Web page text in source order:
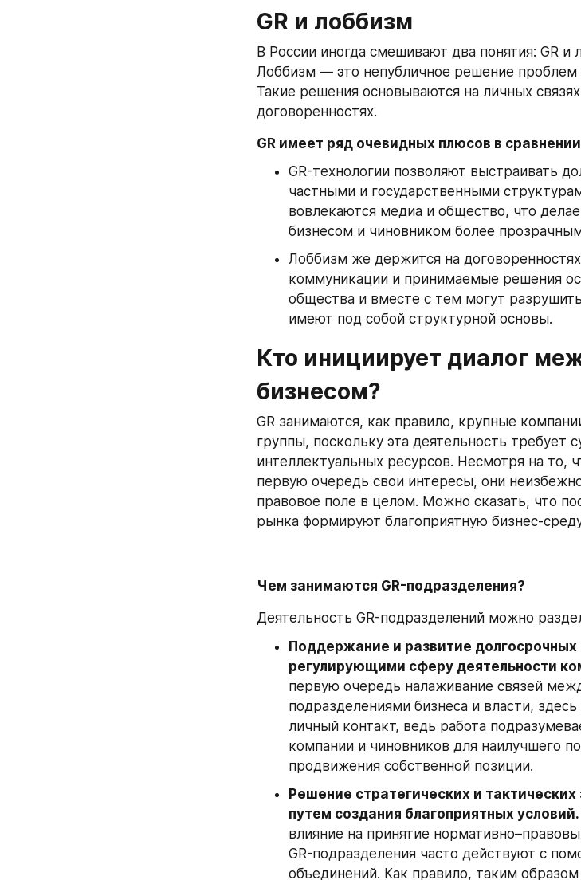
GR и лоббизм
В России иногда смешивают два понятия: GR и
Лоббизм — это непубличное решение проблем
Такие решения основываются на личных
договоренностях.
GR имеет ряд очевидных плюсов в
GR-технологии позволяют выстраивать
частными и государственными
вовлекаются медиа и общество, что
бизнесом и чиновником более
Лоббизм же держится на
коммуникации и принимаемые решения
общества и вместе с тем могут
имеют под собой структурной основы.
Кто инициирует диалог
бизнесом?
GR занимаются, как правило, крупные
группы, поскольку эта деятельность требует
интеллектуальных ресурсов. Несмотря на то,
первую очередь свои интересы, они
правовое поле в целом. Можно сказать, что
рынка формируют благоприятную бизнес-
Чем занимаются GR-подразделения?
Деятельность GR-подразделений можно
Поддержание и развитие
регулирующими сферу деятельности
первую очередь налаживание связей
подразделениями бизнеса и власти,
личный контакт, ведь работа
компании и чиновников для наилучшего
продвижения собственной позиции.
Решение стратегических и
путем создания благоприятных условий.
влияние на принятие
GR-подразделения часто действуют с
объединений. Как правило, таким